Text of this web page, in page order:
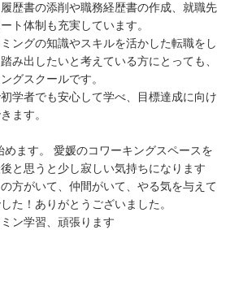
歴書の添削や職務経歴書の作成、就職先
ト体制も充実しています。
ングの知識やスキルを活かした転職をし
み出したいと考えている方にとっても、
グスクールです。
学者でも安心して学べ、目標達成に向け
ます。
めます。 愛媛のコワーキングスペースを
と思うと少し寂しい気持ちになります
方がいて、仲間がいて、やる気を与えて
た！ありがとうございました。
ン学習、頑張ります